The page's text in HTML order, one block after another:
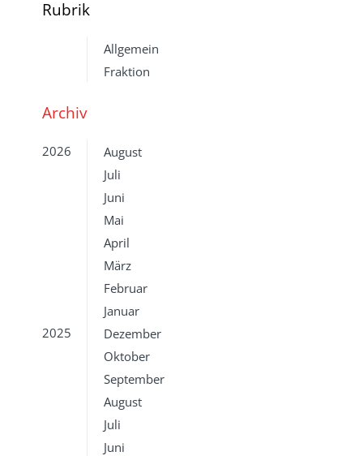
Rubrik
Allgemein
Fraktion
Archiv
2026
August
Juli
Juni
Mai
April
März
Februar
Januar
2025
Dezember
Oktober
September
August
Juli
Juni